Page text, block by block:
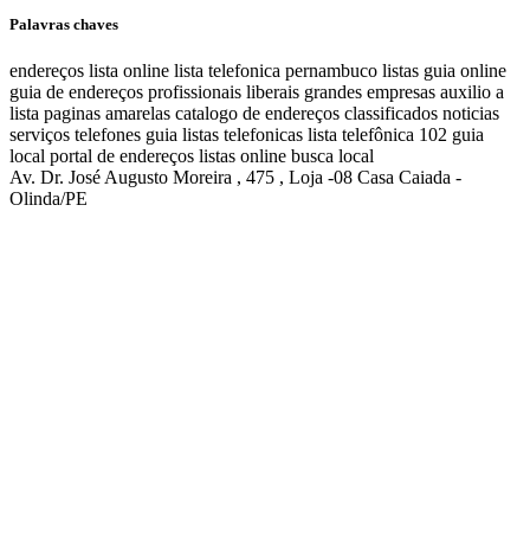
Palavras chaves
endereços lista online lista telefonica pernambuco listas guia online
guia de endereços profissionais liberais grandes empresas auxilio a
lista paginas amarelas catalogo de endereços classificados noticias
serviços telefones guia listas telefonicas lista telefônica 102 guia
local portal de endereços listas online busca local
Av. Dr. José Augusto Moreira , 475 , Loja -08 Casa Caiada -
Olinda/PE